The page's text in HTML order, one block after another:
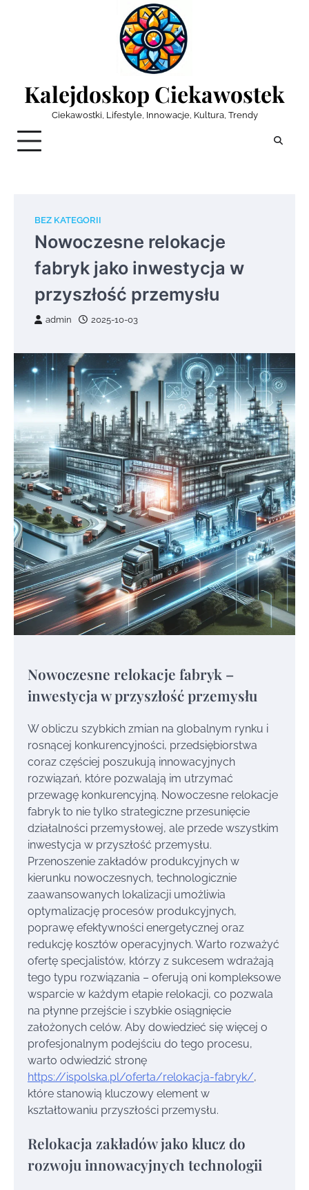
Kalejdoskop Ciekawostek
Ciekawostki, Lifestyle, Innowacje, Kultura, Trendy
BEZ KATEGORII
Nowoczesne relokacje
fabryk jako inwestycja w
przyszłość przemysłu
admin 2025-10-03
Nowoczesne relokacje fabryk –
inwestycja w przyszłość przemysłu
W obliczu szybkich zmian na globalnym rynku i
rosnącej konkurencyjności, przedsiębiorstwa
coraz częściej poszukują innowacyjnych
rozwiązań, które pozwalają im utrzymać
przewagę konkurencyjną. Nowoczesne relokacje
fabryk to nie tylko strategiczne przesunięcie
działalności przemysłowej, ale przede wszystkim
inwestycja w przyszłość przemysłu.
Przenoszenie zakładów produkcyjnych w
kierunku nowoczesnych, technologicznie
zaawansowanych lokalizacji umożliwia
optymalizację procesów produkcyjnych,
poprawę efektywności energetycznej oraz
redukcję kosztów operacyjnych. Warto rozważyć
ofertę specjalistów, którzy z sukcesem wdrażają
tego typu rozwiązania – oferują oni kompleksowe
wsparcie w każdym etapie relokacji, co pozwala
na płynne przejście i szybkie osiągnięcie
założonych celów. Aby dowiedzieć się więcej o
profesjonalnym podejściu do tego procesu,
warto odwiedzić stronę
https://ispolska.pl/oferta/relokacja-fabryk/,
które stanowią kluczowy element w
kształtowaniu przyszłości przemysłu.
Relokacja zakładów jako klucz do
rozwoju innowacyjnych technologii